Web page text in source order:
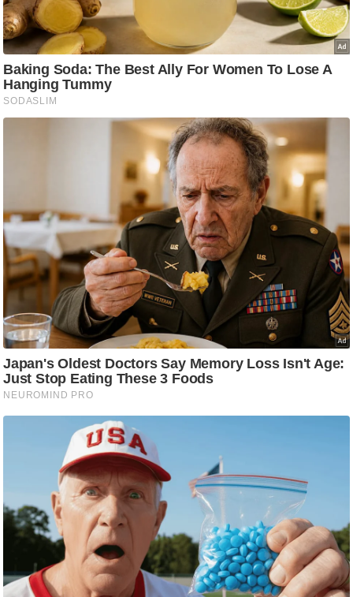
/
फै
श
न
घ
रे
प
र्य
ट
न
स्थ
ल
फि
ट
ने
स
मं
श
न
रा